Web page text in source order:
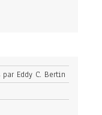
Eddy C. Bertin